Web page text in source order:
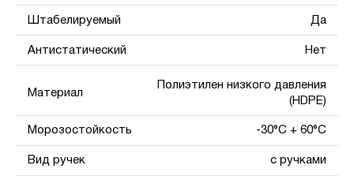
Штабелируемый Да
Антистатический Нет
Материал
Полиэтилен низкого давления
(HDPE)
Морозостойкость -30°С + 60°С
Вид ручек с ручками